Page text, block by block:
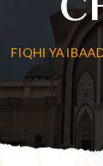
FIQHI YA